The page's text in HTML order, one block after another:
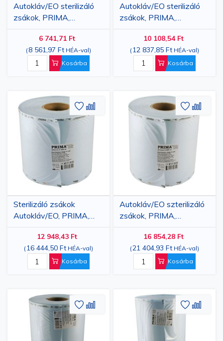
Autokláv/EO sterilizáló
zsákok, PRIMA,
100mmx200m
6 741,71 Ft
(8 561,97 Ft HÉA-val)
Kosárba
Autokláv/EO sterilizáló
zsákok, PRIMA,
150mmx200m
10 108,54 Ft
( 12 837,85 Ft HÉA-val)
Kosárba
Sterilizáló zsákok
Autokláv/EO, PRIMA,
200mmx200m
12 948,43 Ft
( 16 444,50 Ft HÉA-val)
Kosárba
Hozzáadás
a
kívánságlistához
Hozzáadás
az
összehasonlításhoz
Autokláv/EO szterilizáló
zsákok, PRIMA,
250mmx200m
16 854,28 Ft
(21 404,93 Ft HÉA-val)
Kosárba
a
Hozzáadás
a
kívánságlistához
Hozzáadás
összehasonlításhoz